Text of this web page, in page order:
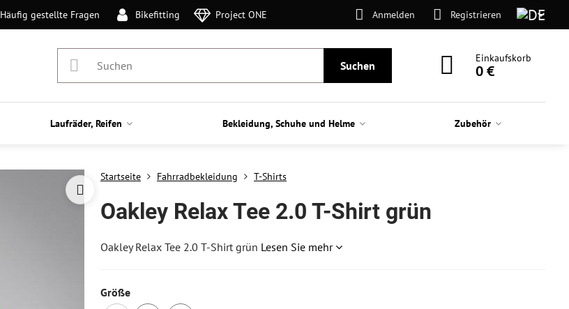
Häufig gestellte Fragen Bikefitting Project ONE Anmelden Registrieren
Suchen
Einkaufskorb
0 €
Laufräder, Reifen Bekleidung, Schuhe und Helme Zubehör
Startseite Fahrradbekleidung T-Shirts
Oakley Relax Tee 2.0 T-Shirt grün
Oakley Relax Tee 2.0 T-Shirt grün Lesen Sie mehr
Größe